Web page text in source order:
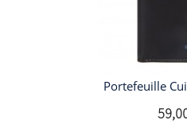
Portefeuille